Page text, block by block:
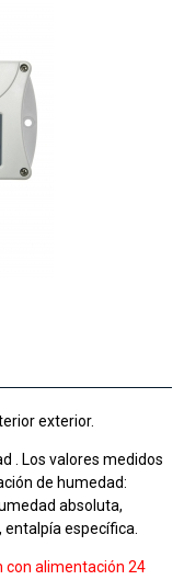
exterior.
. Los valores medidos
de humedad:
absoluta,
específica.
con alimentación24